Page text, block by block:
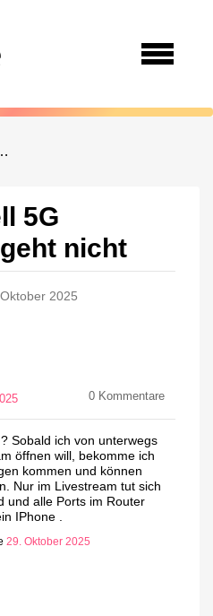
geht nicht
5G
nicht
2025
0 Kommentare
Sobald ich von unterwegs
öffnen will, bekomme ich
kommen und können
Nur im Livestream tut sich
und alle Ports im Router
IPhone .
29. Oktober 2025